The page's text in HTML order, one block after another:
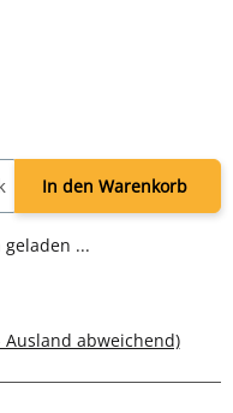
5 Ordnerhöhen: H
H 1800 x B
einsatzbereit
In den Warenkorb
...
Ausland abweichend)